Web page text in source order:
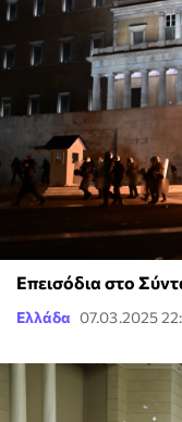
Επεισόδια στο
Ελλάδα 07.03.2025